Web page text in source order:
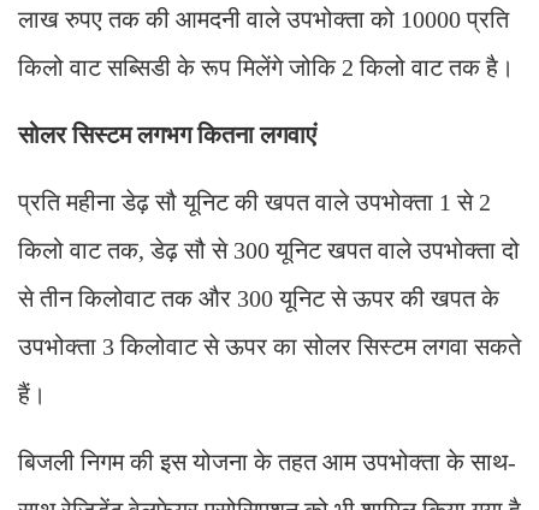
लाख रुपए तक की आमदनी वाले उपभोक्ता को 10000 प्रति
किलो वाट सब्सिडी के रूप मिलेंगे जोकि 2 किलो वाट तक है।
सोलर सिस्टम लगभग कितना लगवाएं
प्रति महीना डेढ़ सौ यूनिट की खपत वाले उपभोक्ता 1 से 2
किलो वाट तक, डेढ़ सौ से 300 यूनिट खपत वाले उपभोक्ता दो
से तीन किलोवाट तक और 300 यूनिट से ऊपर की खपत के
उपभोक्ता 3 किलोवाट से ऊपर का सोलर सिस्टम लगवा सकते
हैं।
बिजली निगम की इस योजना के तहत आम उपभोक्ता के साथ-